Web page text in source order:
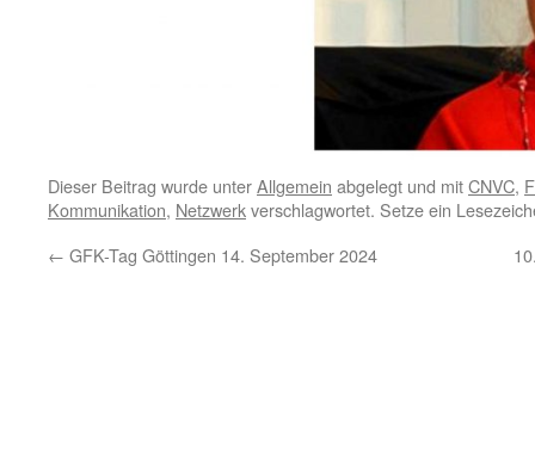
Dieser Beitrag wurde unterAllgemein abgelegt und mitCNVC,
Kommunikation, Netzwerkverschlagwortet. Setze ein
← GFK-Tag Göttingen 14. September 2024